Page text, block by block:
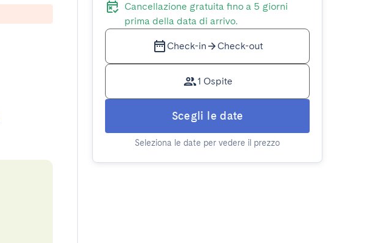
Cancellazione gratuita fino a 5 giorni
prima della data di arrivo.
Check-in Check-out
1 Ospite
Scegli le date
Seleziona le date per vedere il prezzo